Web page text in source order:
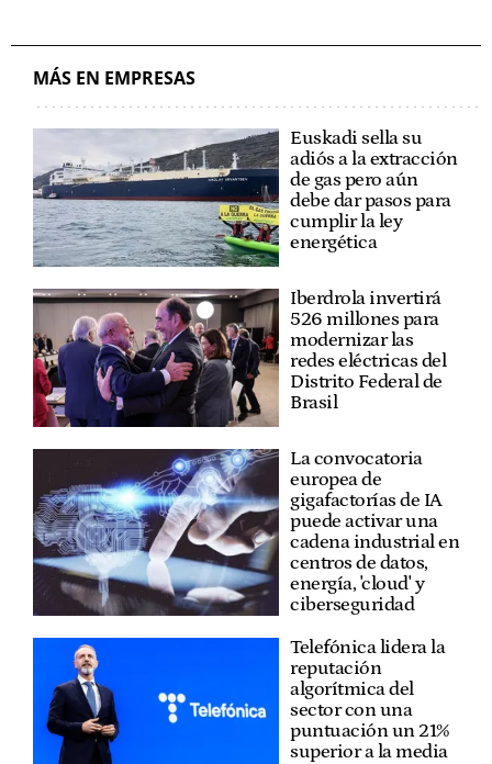
MÁS EN EMPRESAS
Euskadi sella su
adiós a la extracción
de gas pero aún
debe dar pasos para
cumplir la ley
energética
Iberdrola invertirá
526 millones para
modernizar las
redes eléctricas del
Distrito Federal de
Brasil
La convocatoria
europea de
gigafactorías de IA
puede activar una
cadena industrial en
centros de datos,
energía, 'cloud' y
ciberseguridad
Telefónica lidera la
reputación
algorítmica del
sector con una
puntuación un 21%
superior a la media